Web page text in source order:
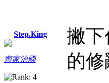
Step.King
齊家治國
撇
的